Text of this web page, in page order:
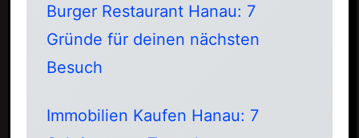
Burger Restaurant Hanau: 7
Gründe für deinen nächsten
Besuch
Immobilien Kaufen Hanau: 7